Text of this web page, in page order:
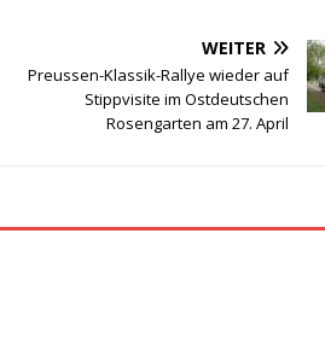
WEITER
Preussen-Klassik-Rallye wieder auf
Stippvisite im Ostdeutschen
Rosengarten am 27. April